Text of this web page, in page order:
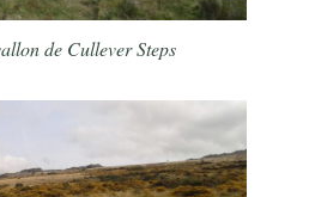
de Cullever Steps